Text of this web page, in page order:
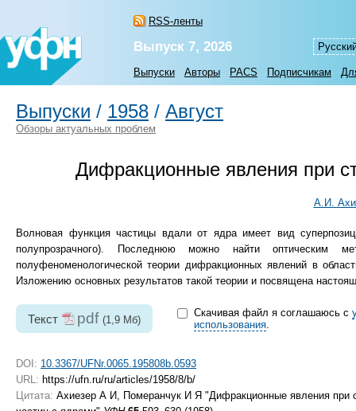
RSS-ленты
Выпуск 7, 2026
Выпуски Авторы PACS Подписчикам
Выпуски / 1958 / Август
Обзоры актуальных проблем
Дифракционные явления при
А.И.
Волновая функция частицы вдали от ядра имеет вид
полупрозрачного). Последнюю можно найти оптическим
полуфеноменологической теории дифракционных явлений в
Изложению основных результатов такой теории и посвящена
Текст pdf (1,9 Мб)
Скачивая файл я соглашаюсь с
использования.
DOI: 10.3367/UFNr.0065.195808b.0593
URL: https://ufn.ru/ru/articles/1958/8/b/
Цитата: Ахиезер А И, Померанчук И Я "Дифракционные явления при